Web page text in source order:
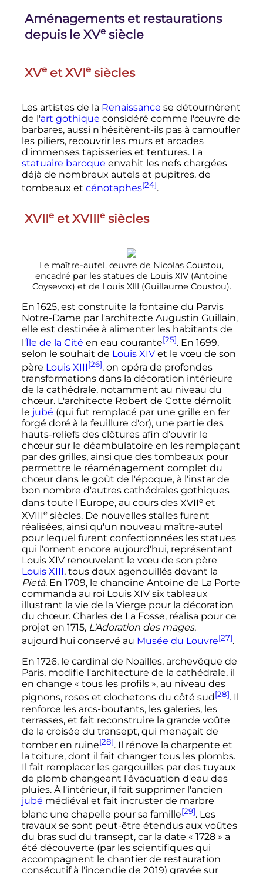
Aménagements et restaurations
depuis le XVe siècle
XVe et XVIe siècles
Les artistes de la Renaissance se détournèrent
de l'art gothique considéré comme l'œuvre de
barbares, aussi n'hésitèrent-ils pas à camoufler
les piliers, recouvrir les murs et arcades
d'immenses tapisseries et tentures. La
statuaire baroque envahit les nefs chargées
déjà de nombreux autels et pupitres, de
tombeaux et cénotaphes[24].
XVIIe et XVIIIe siècles
Le maître-autel, œuvre de Nicolas Coustou,
encadré par les statues de Louis XIV (Antoine
Coysevox) et de Louis XIII (Guillaume Coustou).
En 1625, est construite la fontaine du Parvis
Notre-Dame par l'architecte Augustin Guillain,
elle est destinée à alimenter les habitants de
l'Île de la Cité en eau courante[25]. En 1699,
selon le souhait de Louis XIVet le vœu de son
père Louis XIII[26], on opéra de profondes
transformations dans la décoration intérieure
de la cathédrale, notamment au niveau du
chœur. L'architecte Robert de Cotte démolit
le jubé (qui fut remplacé par une grille en fer
forgé doré à la feuillure d'or), une partie des
hauts-reliefs des clôtures afin d'ouvrir le
chœur sur le déambulatoire en les remplaçant
par des grilles, ainsi que des tombeaux pour
permettre le réaménagement complet du
chœur dans le goût de l'époque, à l'instar de
bon nombre d'autres cathédrales gothiques
dans toute l'Europe, au cours des XVIIe et
XVIIIe siècles. De nouvelles stalles furent
réalisées, ainsi qu'un nouveau maître-autel
pour lequel furent confectionnées les statues
qui l'ornent encore aujourd'hui, représentant
Louis XIVrenouvelant le vœu de son père
Louis XIII, tous deux agenouillés devant la
Pietà. En 1709, le chanoine Antoine de La Porte
commanda au roi Louis XIVsix tableaux
illustrant la vie de la Vierge pour la décoration
du chœur. Charles de La Fosse, réalisa pour ce
projet en 1715, L'Adoration des mages,
aujourd'hui conservé au Musée du Louvre[27].
En 1726, le cardinal de Noailles, archevêque de
Paris, modifie l'architecture de la cathédrale, il
en change « tous les profils », au niveau des
pignons, roses et clochetons du côté sud[28]. Il
renforce les arcs-boutants, les galeries, les
terrasses, et fait reconstruire la grande voûte
de la croisée du transept, qui menaçait de
tomber en ruine[28]. Il rénove la charpente et
la toiture, dont il fait changer tous les plombs.
Il fait remplacer les gargouilles par des tuyaux
de plomb changeant l'évacuation d'eau des
pluies. À l'intérieur, il fait supprimer l'ancien
jubé médiéval et fait incruster de marbre
blanc une chapelle pour sa famille[29]. Les
travaux se sont peut-être étendus aux voûtes
du bras sud du transept, car la date « 1728 » a
été découverte (par les scientifiques qui
accompagnent le chantier de restauration
consécutif à l'incendie de 2019) gravée sur